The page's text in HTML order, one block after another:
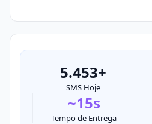
5.453+
SMS Hoje
~15s
Tempo de Entrega